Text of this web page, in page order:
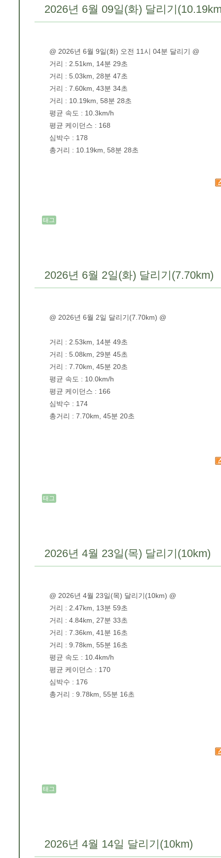
2026년 6월 09일(화) 달리기
@ 2026년 6월 9일(화) 오전 11시 04분 달리기 @
거리 : 2.51km, 14분 29초
거리 : 5.03km, 28분 47초
거리 : 7.60km, 43분 34초
거리 : 10.19km, 58분 28초
평균 속도 : 10.3km/h
평균 케이던스 : 168
심박수 : 178
총거리 : 10.19km, 58분 28초
태그
2026년 6월 2일(화) 달리기(7.70km)
@ 2026년 6월 2일 달리기(7.70km) @
거리 : 2.53km, 14분 49초
거리 : 5.08km, 29분 45초
거리 : 7.70km, 45분 20초
평균 속도 : 10.0km/h
평균 케이던스 : 166
심박수 : 174
총거리 : 7.70km, 45분 20초
태그
2026년 4월 23일(목) 달리기(10km)
@ 2026년 4월 23일(목) 달리기(10km) @
거리 : 2.47km, 13분 59초
거리 : 4.84km, 27분 33초
거리 : 7.36km, 41분 16초
거리 : 9.78km, 55분 16초
평균 속도 : 10.4km/h
평균 케이던스 : 170
심박수 : 176
총거리 : 9.78km, 55분 16초
태그
2026년 4월 14일 달리기(10km)